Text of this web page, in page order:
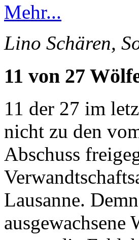
Mehr...
Lino Schären,
11 von 27
11 der 27 im
nicht zu den
Abschuss
Lausanne.